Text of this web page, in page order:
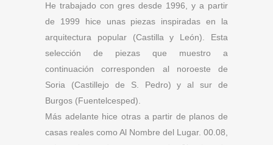
He trabajado con gres desde 1996, y a partir
de 1999 hice unas piezas inspiradas en la
arquitectura popular (Castilla y León). Esta
selección de piezas que muestro a
continuación corresponden al noroeste de
Soria (Castillejo de S. Pedro) y al sur de
Burgos (Fuentelcesped).
Más adelante hice otras a partir de planos de
casas reales como Al Nombre del Lugar. 00.08,